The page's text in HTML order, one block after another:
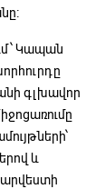
Կապան
գլխավոր
և